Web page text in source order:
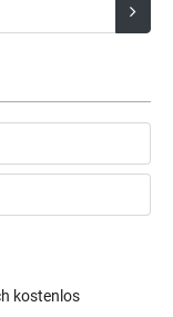
kostenlos